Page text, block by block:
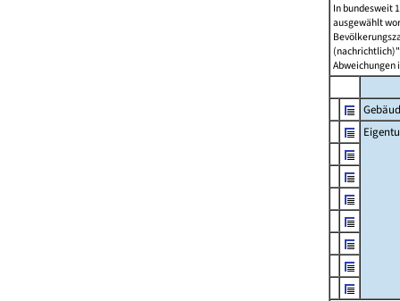
In bundesweit
ausgewählt
Abweichungen